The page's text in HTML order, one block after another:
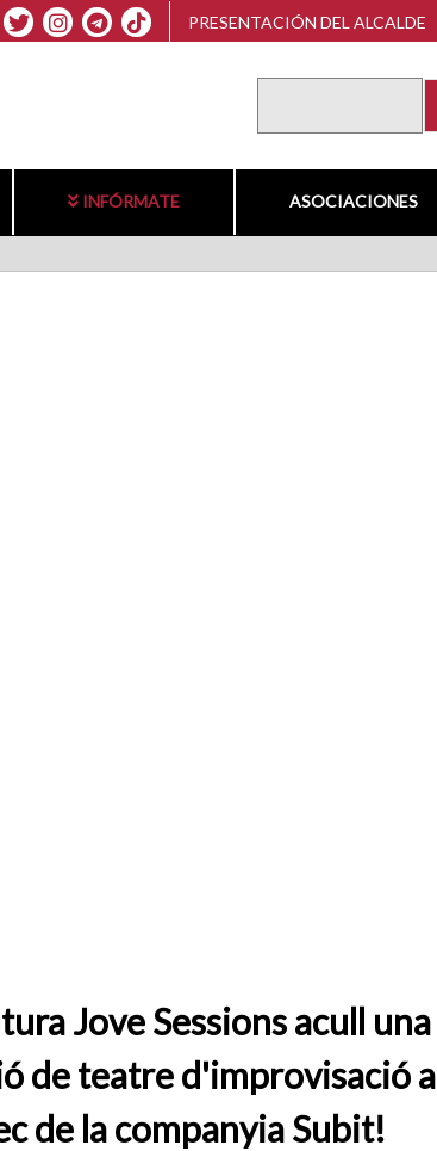
PRESENTACIÓN DEL ALCALDE
INFÓRMATE ASOCIACIONES
Jove Sessions acull una
de teatre d'improvisació a
de la companyia Subit!